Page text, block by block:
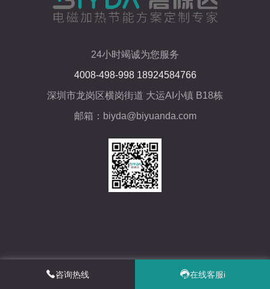
24小时竭诚为您服务
4008-498-998 18924584766
深圳市龙岗区横岗街道 大运AI小镇 B18栋
邮箱：biyda@biyuanda.com
咨询热线 在线客服i